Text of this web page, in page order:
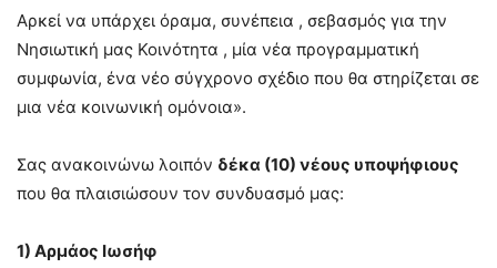
Αρκεί να υπάρχει όραμα, συνέπεια , σεβασμός για την
Νησιωτική μας Κοινότητα , μία νέα προγραμματική
συμφωνία, ένα νέο σύγχρονο σχέδιο που θα στηρίζεται σε
μια νέα κοινωνική ομόνοια».
Σας ανακοινώνω λοιπόν δέκα (10) νέους υποψήφιους
που θα πλαισιώσουν τον συνδυασμό μας:
1) Αρμάος Ιωσήφ